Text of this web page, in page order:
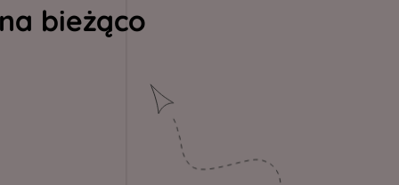
bieżąco